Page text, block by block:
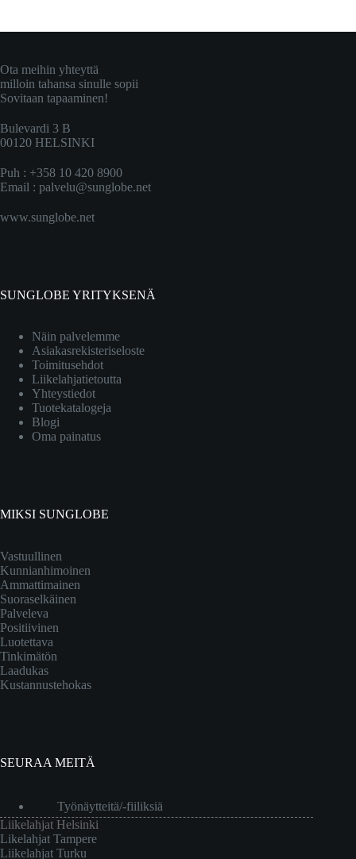
Ota meihin yhteyttä
milloin tahansa sinulle sopii
Sovitaan tapaaminen!
Bulevardi 3 B
00120 HELSINKI
Puh : +358 10 420 8900
Email : palvelu@sunglobe.net
www.sunglobe.net
SUNGLOBE YRITYKSENÄ
Näin palvelemme
Asiakasrekisteriseloste
Toimitusehdot
Liikelahjatietoutta
Yhteystiedot
Tuotekatalogeja
Blogi
Oma painatus
MIKSI SUNGLOBE
Vastuullinen
Kunnianhimoinen
Ammattimainen
Suoraselkäinen
Palveleva
Positiivinen
Luotettava
Tinkimätön
Laadukas
Kustannustehokas
SEURAA MEITÄ
Työnäytteitä/-fiiliksiä
Liikelahjat Helsinki
Likelahjat Tampere
Liikelahjat Turku